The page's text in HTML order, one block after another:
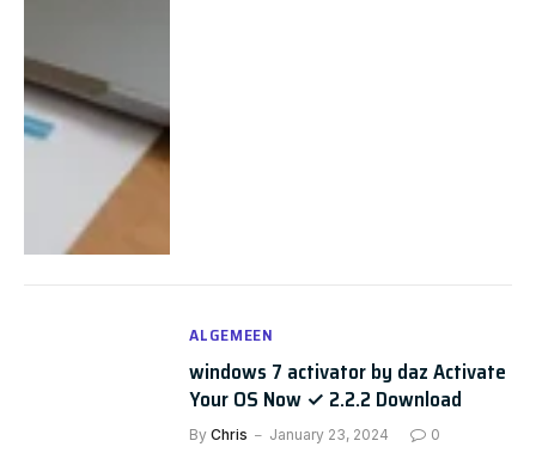
ALGEMEEN
windows 7 activator by daz Activate
Your OS Now ✓ 2.2.2 Download
By Chris January 23, 2024 0